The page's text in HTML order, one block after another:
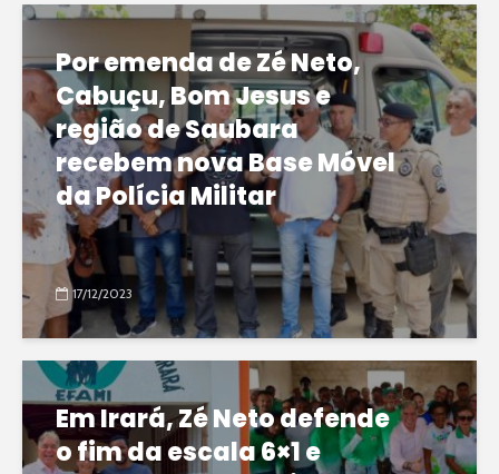
Por emenda de Zé Neto,
Cabuçu, Bom Jesus e
região de Saubara
recebem nova Base Móvel
da Polícia Militar
17/12/2023
Em Irará, Zé Neto defende
o fim da escala 6×1 e